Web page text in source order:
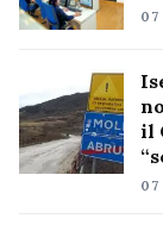
07
il
07